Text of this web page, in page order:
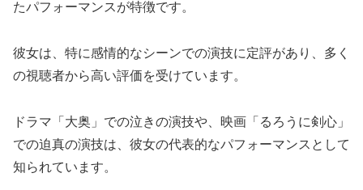
たパフォーマンスが特徴です。
彼女は、特に感情的なシーンでの演技に定評があり、多く
の視聴者から高い評価を受けています。
ドラマ「大奥」での泣きの演技や、映画「るろうに剣心」
での迫真の演技は、彼女の代表的なパフォーマンスとして
知られています。